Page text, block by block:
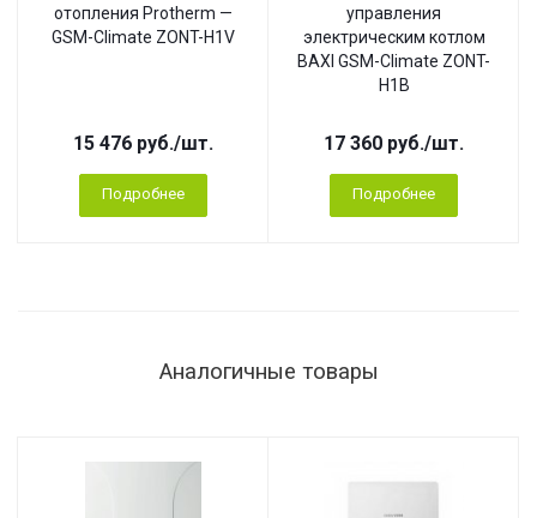
отопления Protherm —
GSM-Climate ZONT-H1V
15 476 руб./шт.
Подробнее
управления
электрическим котлом
BAXI GSM-Climate ZONT-
H1B
17 360 руб./шт.
Подробнее
Аналогичные товары